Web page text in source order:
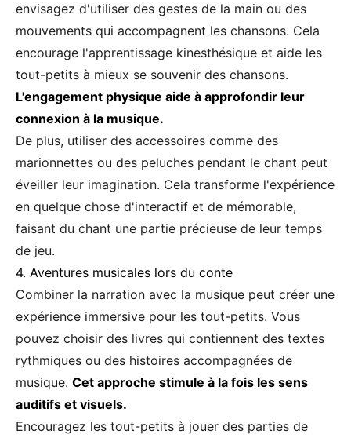
envisagez d'utiliser des gestes de la main ou des
mouvements qui accompagnent les chansons. Cela
encourage l'apprentissage kinesthésique et aide les
tout-petits à mieux se souvenir des chansons.
L'engagement physique aide à approfondir leur
connexion à la musique.
De plus, utiliser des accessoires comme des
marionnettes ou des peluches pendant le chant peut
éveiller leur imagination. Cela transforme l'expérience
en quelque chose d'interactif et de mémorable,
faisant du chant une partie précieuse de leur temps
de jeu.
4. Aventures musicales lors du conte
Combiner la narration avec la musique peut créer une
expérience immersive pour les tout-petits. Vous
pouvez choisir des livres qui contiennent des textes
rythmiques ou des histoires accompagnées de
musique. Cet approche stimule à la fois les sens
auditifs et visuels.
Encouragez les tout-petits à jouer des parties de